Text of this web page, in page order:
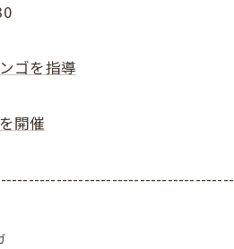
ゴを指導
開催